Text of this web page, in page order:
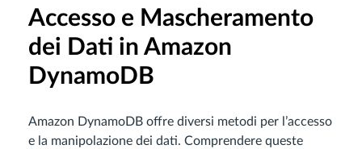
Accesso e Mascheramento
dei Dati in Amazon
DynamoDB
Amazon DynamoDB offre diversi metodi per l’accesso
e la manipolazione dei dati. Comprendere queste